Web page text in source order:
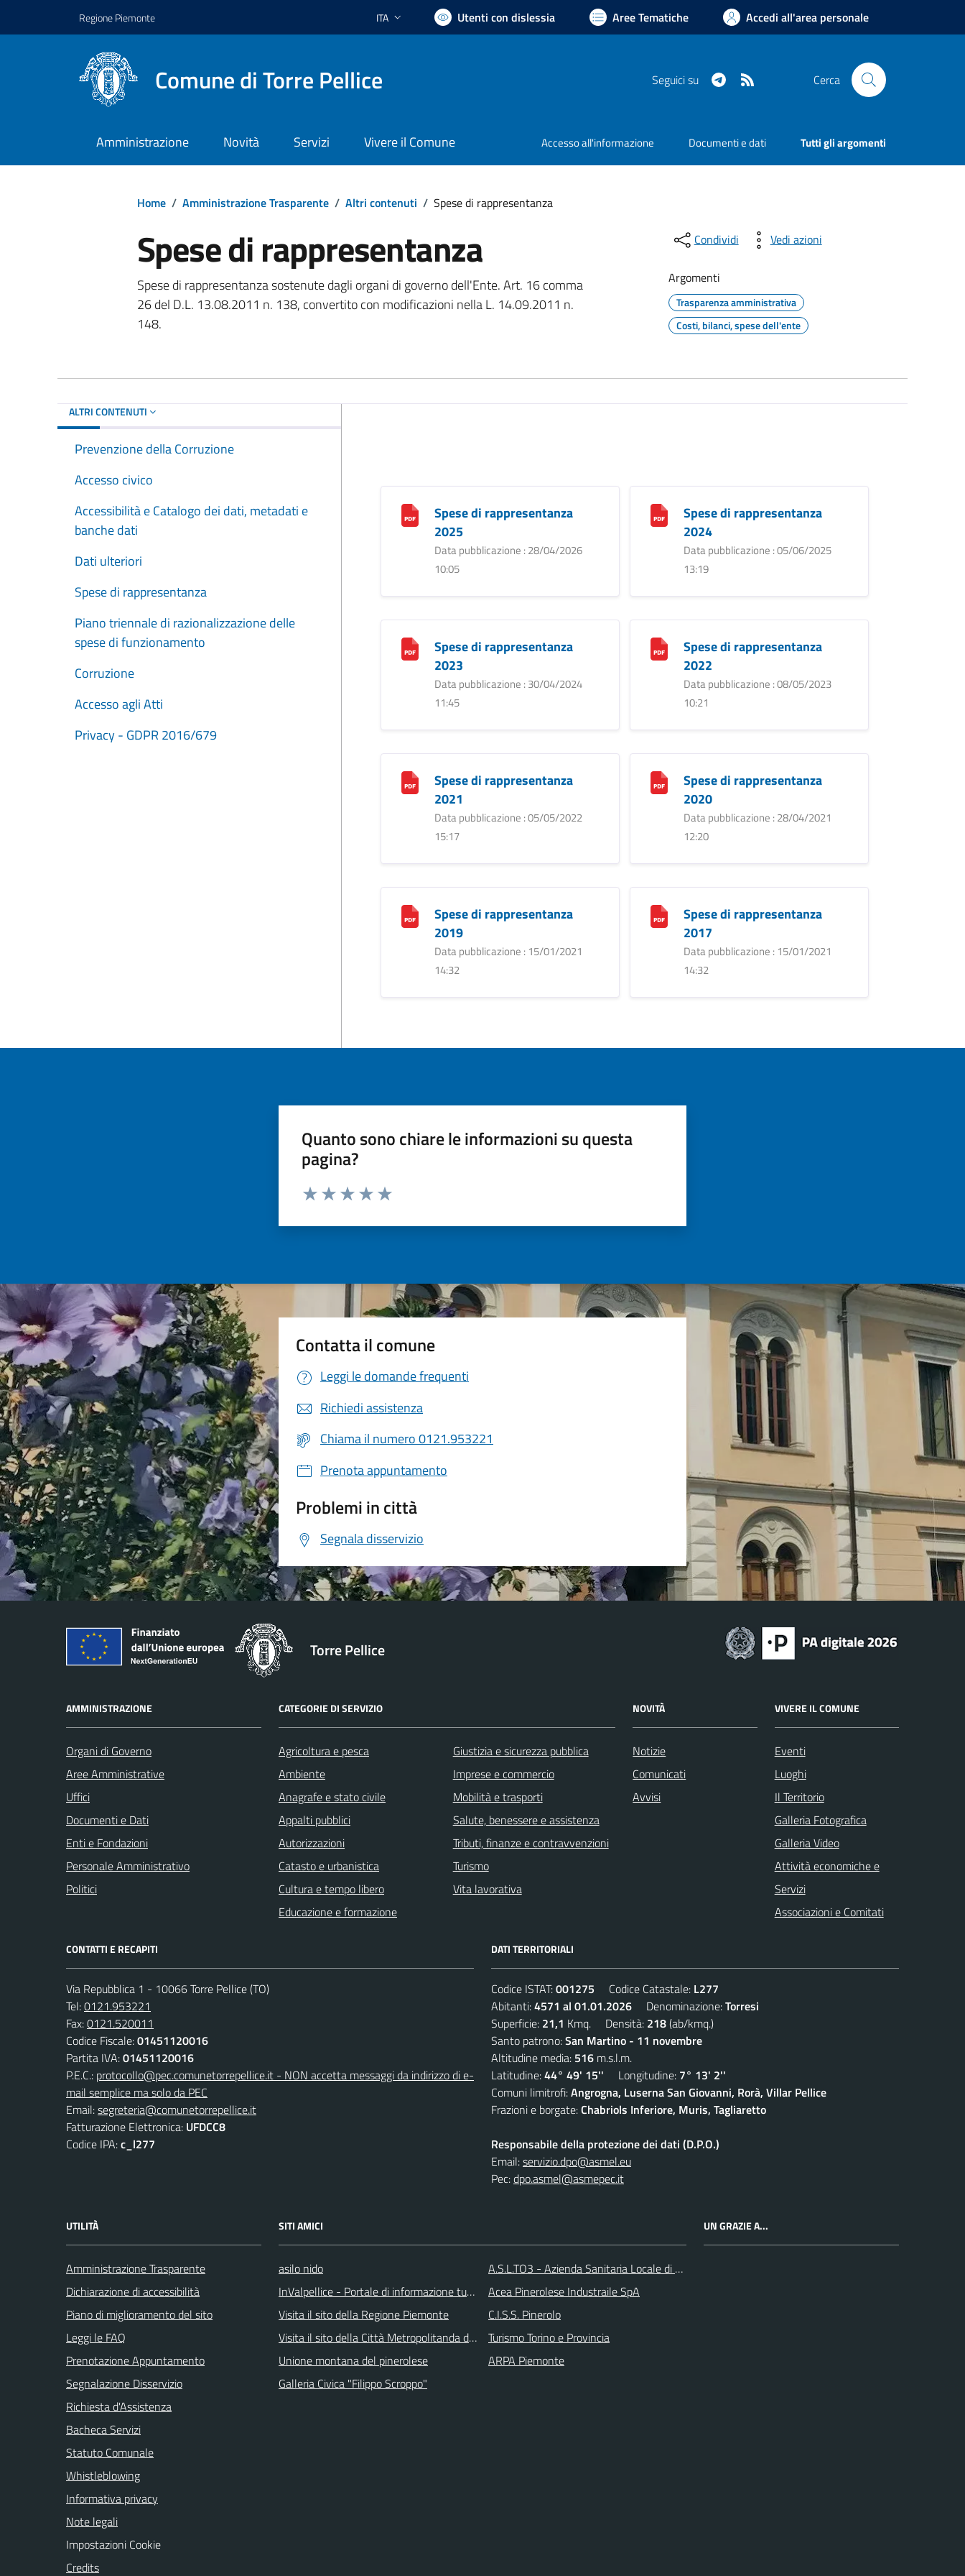
Regione Piemonte Lingua attiva:
ITA Utenti con dislessia Aree Tematiche Accedi all'area personale
Comune di Torre Pellice Seguici su Telegram Cerca
Amministrazione Novità Servizi Vivere il Comune Accesso all'informazione Documenti e dati Tutti gli argomenti
Home / Amministrazione Trasparente / Altri contenuti / Spese di rappresentanza
Spese di rappresentanza
Spese di rappresentanza sostenute dagli organi di governo dell'Ente. Art. 16 comma
26 del D.L. 13.08.2011 n. 138, convertito con modificazioni nella L. 14.09.2011 n.
148.
Condividi Vedi azioni
Argomenti
Trasparenza amministrativa
Costi, bilanci, spese dell'ente
ALTRI CONTENUTI
Prevenzione della Corruzione
Accesso civico
Accessibilità e Catalogo dei dati, metadati e
banche dati
Dati ulteriori
Spese di rappresentanza
Piano triennale di razionalizzazione delle
spese di funzionamento
Corruzione
Accesso agli Atti
Privacy - GDPR 2016/679
Spese di rappresentanza
2025
Data pubblicazione : 28/04/2026
10:05
Spese di rappresentanza
2024
Data pubblicazione : 05/06/2025
13:19
Spese di rappresentanza
2023
Data pubblicazione : 30/04/2024
11:45
Spese di rappresentanza
2022
Data pubblicazione : 08/05/2023
10:21
Spese di rappresentanza
2021
Data pubblicazione : 05/05/2022
15:17
Spese di rappresentanza
2020
Data pubblicazione : 28/04/2021
12:20
Spese di rappresentanza
2019
Data pubblicazione : 15/01/2021
14:32
Spese di rappresentanza
2017
Data pubblicazione : 15/01/2021
14:32
Quanto sono chiare le informazioni su questa
pagina?
Valuta da 1 a 5 stelle la pagina
Contatta il comune
Leggi le domande frequenti
Richiedi assistenza
Chiama il numero 0121.953221
Prenota appuntamento
Problemi in città
Segnala disservizio
Torre Pellice
AMMINISTRAZIONE
Organi di Governo
Aree Amministrative
Uffici
Documenti e Dati
Enti e Fondazioni
Personale Amministrativo
Politici
CATEGORIE DI SERVIZIO
Agricoltura e pesca
Ambiente
Anagrafe e stato civile
Appalti pubblici
Autorizzazioni
Catasto e urbanistica
Cultura e tempo libero
Educazione e formazione
Giustizia e sicurezza pubblica
Imprese e commercio
Mobilità e trasporti
Salute, benessere e assistenza
Tributi, finanze e contravvenzioni
Turismo
Vita lavorativa
NOVITÀ
Notizie
Comunicati
Avvisi
VIVERE IL COMUNE
Eventi
Luoghi
Il Territorio
Galleria Fotografica
Galleria Video
Attività economiche e
Servizi
Associazioni e Comitati
CONTATTI E RECAPITI
Via Repubblica 1 - 10066 Torre Pellice (TO)
Tel:0121.953221
Fax:0121.520011
Codice Fiscale:01451120016
Partita IVA:01451120016
P.E.C.: protocollo@pec.comunetorrepellice.it - NON accetta messaggi da indirizzo di e-
mail semplice ma solo da PEC
Email:segreteria@comunetorrepellice.it
Fatturazione Elettronica: UFDCC8
Codice IPA:c_l277
DATI TERRITORIALI
Codice ISTAT:001275 Codice Catastale: L277
Abitanti:4571 al 01.01.2026 Denominazione:Torresi
Superficie: 21,1 Kmq. Densità: 218(ab/kmq.)
Santo patrono:San Martino - 11 novembre
Altitudine media: 516 m.s.l.m.
Latitudine:44° 49' 15'' Longitudine: 7° 13' 2''
Comuni limitrofi:Angrogna, Luserna San Giovanni, Rorà, Villar Pellice
Frazioni e borgate:Chabriols Inferiore, Muris, Tagliaretto
Responsabile della protezione dei dati (D.P.O.)
Email:servizio.dpo@asmel.eu
Pec:dpo.asmel@asmepec.it
UTILITÀ
Amministrazione Trasparente
Dichiarazione di accessibilità
Piano di miglioramento del sito
Leggi le FAQ
Prenotazione Appuntamento
Segnalazione Disservizio
Richiesta d'Assistenza
Bacheca Servizi
Statuto Comunale
Whistleblowing
Informativa privacy
Note legali
Impostazioni Cookie
Credits
SITI AMICI
asilo nido
InValpellice - Portale di informazione turstica
Visita il sito della Regione Piemonte
Visita il sito della Città Metropolitanda di Torino
Unione montana del pinerolese
Galleria Civica "Filippo Scroppo"
A.S.L.TO3 - Azienda Sanitaria Locale di Collegno e Pinerolo
Acea Pinerolese Industraile SpA
C.I.S.S. Pinerolo
Turismo Torino e Provincia
ARPA Piemonte
UN GRAZIE A...